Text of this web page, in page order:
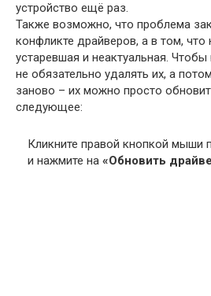
устройство ещё раз.
Также возможно, что проблема
конфликте драйверов, а в том, что
устаревшая и неактуальная. Чтобы
не обязательно удалять их, а
заново – их можно просто
следующее:
Кликните правой кнопкой мыши
и нажмите на «Обновить